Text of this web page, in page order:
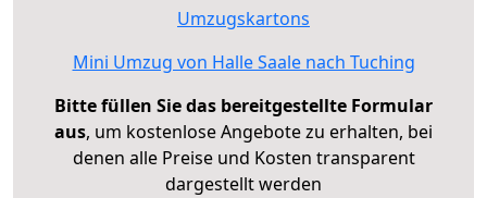
Umzugskartons
Mini Umzug von Halle Saale nach Tuching
Bitte füllen Sie das bereitgestellte Formular
aus, um kostenlose Angebote zu erhalten, bei
denen alle Preise und Kosten transparent
dargestellt werden